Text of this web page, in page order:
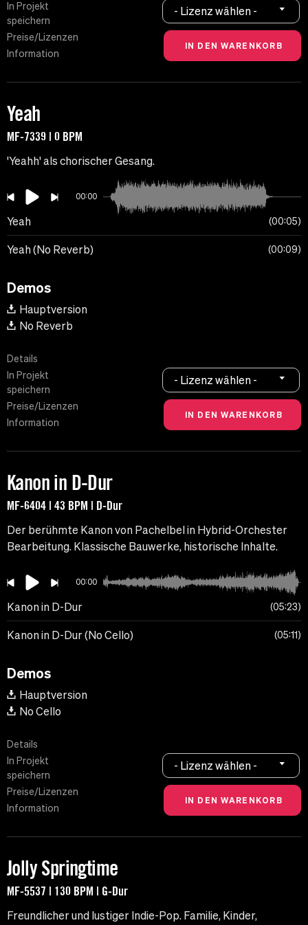
In Projekt
speichern
Preise/Lizenzen
Information
- Lizenz wählen -
Yeah
MF-7339 | 0 BPM
'Yeahh' als chorischer Gesang.
00:00
Yeah 00:05
Yeah (No Reverb) 00:09
Demos
Hauptversion
No Reverb
Details
In Projekt
speichern
Preise/Lizenzen
Information
- Lizenz wählen -
Kanon in D-Dur
MF-6404 | 43 BPM | D-Dur
Der berühmte Kanon von Pachelbel in Hybrid-Orchester
Bearbeitung. Klassische Bauwerke, historische Inhalte.
00:00
Kanon in D-Dur 05:23
Kanon in D-Dur (No Cello) 05:11
Demos
Hauptversion
No Cello
Details
In Projekt
speichern
Preise/Lizenzen
Information
- Lizenz wählen -
Jolly Springtime
MF-5537 | 130 BPM | G-Dur
Freundlicher und lustiger Indie-Pop. Familie, Kinder,